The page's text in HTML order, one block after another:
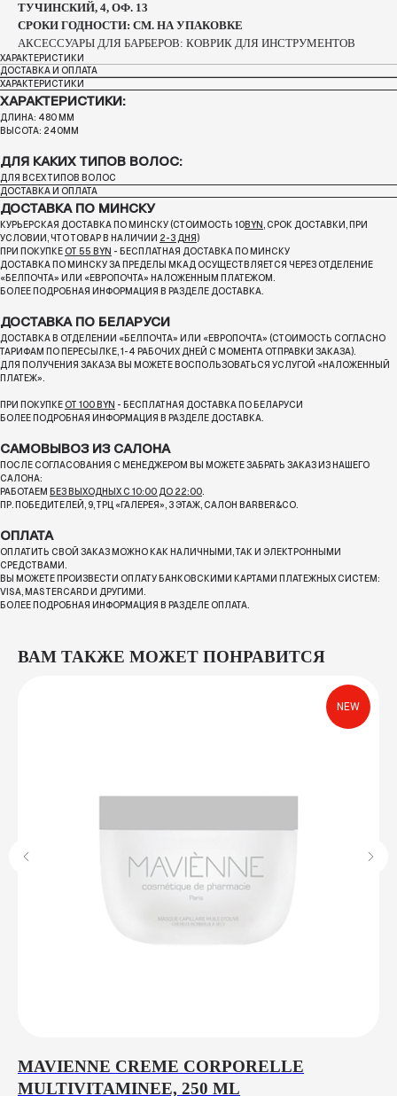
ТУЧИНСКИЙ, 4, ОФ. 13
СРОКИ ГОДНОСТИ: СМ. НА УПАКОВКЕ
АКСЕССУАРЫ ДЛЯ БАРБЕРОВ: КОВРИК ДЛЯ ИНСТРУМЕНТОВ
ХАРАКТЕРИСТИКИ
ДОСТАВКА И ОПЛАТА
ХАРАКТЕРИСТИКИ
ХАРАКТЕРИСТИКИ:
ДЛИНА: 480 ММ
ВЫСОТА: 240ММ
ДЛЯ КАКИХ ТИПОВ ВОЛОС:
ДЛЯ ВСЕХ ТИПОВ ВОЛОС
ДОСТАВКА И ОПЛАТА
ДОСТАВКА ПО МИНСКУ
КУРЬЕРСКАЯ ДОСТАВКА ПО МИНСКУ (СТОИМОСТЬ 10BYN, СРОК ДОСТАВКИ, ПРИ
УСЛОВИИ, ЧТО ТОВАР В НАЛИЧИИ 2-3 ДНЯ )
ПРИ ПОКУПКЕ ОТ 55 BYN - БЕСПЛАТНАЯ ДОСТАВКА ПО МИНСКУ
ДОСТАВКА ПО МИНСКУ ЗА ПРЕДЕЛЫ МКАД ОСУЩЕСТВЛЯЕТСЯ ЧЕРЕЗ ОТДЕЛЕНИЕ
«БЕЛПОЧТА» ИЛИ «ЕВРОПОЧТА» НАЛОЖЕННЫМ ПЛАТЕЖОМ.
БОЛЕЕ ПОДРОБНАЯ ИНФОРМАЦИЯ В РАЗДЕЛЕ ДОСТАВКА.
ДОСТАВКА ПО БЕЛАРУСИ
ДОСТАВКА В ОТДЕЛЕНИИ «БЕЛПОЧТА» ИЛИ «ЕВРОПОЧТА» (СТОИМОСТЬ СОГЛАСНО
ТАРИФАМ ПО ПЕРЕСЫЛКЕ, 1-4 РАБОЧИХ ДНЕЙ С МОМЕНТА ОТПРАВКИ ЗАКАЗА).
ДЛЯ ПОЛУЧЕНИЯ ЗАКАЗА ВЫ МОЖЕТЕ ВОСПОЛЬЗОВАТЬСЯ УСЛУГОЙ «НАЛОЖЕННЫЙ
ПЛАТЕЖ».
ПРИ ПОКУПКЕ ОТ 100 BYN - БЕСПЛАТНАЯ ДОСТАВКА ПО БЕЛАРУСИ
БОЛЕЕ ПОДРОБНАЯ ИНФОРМАЦИЯ В РАЗДЕЛЕ ДОСТАВКА.
САМОВЫВОЗ ИЗ САЛОНА
ПОСЛЕ СОГЛАСОВАНИЯ С МЕНЕДЖЕРОМ ВЫ МОЖЕТЕ ЗАБРАТЬ ЗАКАЗ ИЗ НАШЕГО
САЛОНА:
РАБОТАЕМ БЕЗ ВЫХОДНЫХ С 10:00 ДО 22:00.
ПР. ПОБЕДИТЕЛЕЙ, 9, ТРЦ «ГАЛЕРЕЯ», 3 ЭТАЖ, САЛОН BARBER&CO.
ОПЛАТА
ОПЛАТИТЬ СВОЙ ЗАКАЗ МОЖНО КАК НАЛИЧНЫМИ, ТАК И ЭЛЕКТРОННЫМИ
СРЕДСТВАМИ.
ВЫ МОЖЕТЕ ПРОИЗВЕСТИ ОПЛАТУ БАНКОВСКИМИ КАРТАМИ ПЛАТЕЖНЫХ СИСТЕМ:
VISA, MASTERCARD И ДРУГИМИ.
БОЛЕЕ ПОДРОБНАЯ ИНФОРМАЦИЯ В РАЗДЕЛЕ ОПЛАТА.
ВАМ ТАКЖЕ МОЖЕТ ПОНРАВИТСЯ
NEW
MAVIENNE CREME CORPORELLE
MULTIVITAMINEE, 250 ML